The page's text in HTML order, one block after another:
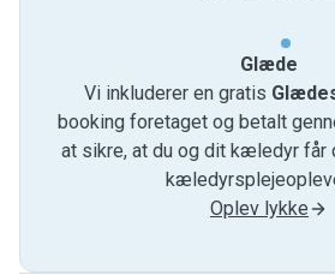
Glæde
Vi inkluderer en gratis
booking foretaget og betalt
at sikre, at du og dit kæledyr får
Oplev lykke